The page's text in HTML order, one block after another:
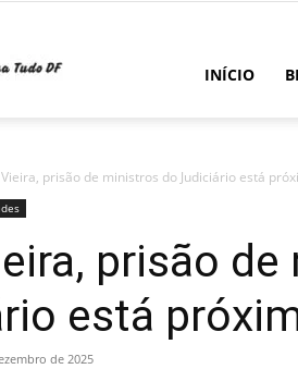
Informa
Tudo
DF
INÍCIO
prisão de ministros do Judiciário está
prisão
está
de 2025